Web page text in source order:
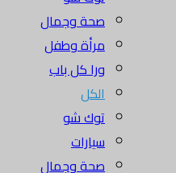
صحة وجمال
مرأة وطفل
ورا كل باب
الكل
توك شو
سيارات
صحة وجمال